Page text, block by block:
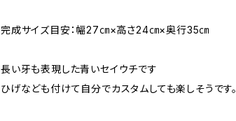
完成サイズ目安：幅27㎝×高さ24㎝×奥行35㎝
長い牙も表現した青いセイウチです
ひげなども付けて自分でカスタムしても楽しそうです。